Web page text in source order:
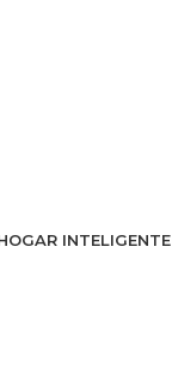
INTELIGENTE